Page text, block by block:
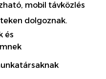
mobil távközlés
dolgoznak.
és